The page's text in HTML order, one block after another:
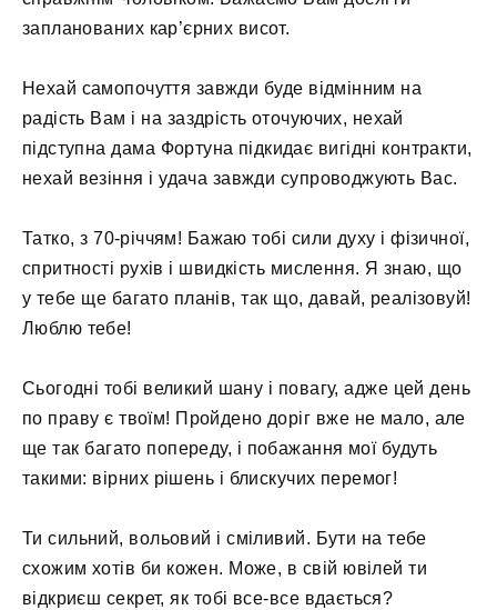
запланованих кар’єрних висот.
Нехай самопочуття завжди буде відмінним на
радість Вам і на заздрість оточуючих, нехай
підступна дама Фортуна підкидає вигідні контракти,
нехай везіння і удача завжди супроводжують Вас.
Татко, з 70-річчям! Бажаю тобі сили духу і фізичної,
спритності рухів і швидкість мислення. Я знаю, що
у тебе ще багато планів, так що, давай, реалізовуй!
Люблю тебе!
Сьогодні тобі великий шану і повагу, адже цей день
по праву є твоїм! Пройдено доріг вже не мало, але
ще так багато попереду, і побажання мої будуть
такими: вірних рішень і блискучих перемог!
Ти сильний, вольовий і сміливий. Бути на тебе
схожим хотів би кожен. Може, в свій ювілей ти
відкриєш секрет, як тобі все-все вдається?